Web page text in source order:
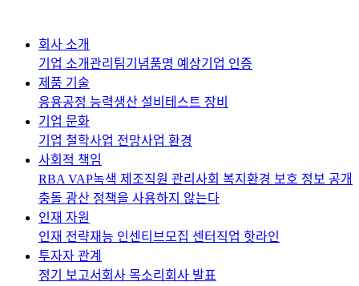
회사 소개
기업 소개관리팀기념품명 예상기업 인증
제품 기술
응용공정 능력생산 설비 테스트 장비
기업 문화
기업 철학사업 전망사업 환경
사회적 책임
RBA VAP녹색 제조직원 관리 사회 복지 환경 보호 정보 공개
충돌 광산 정책을 사용하지 않는다
인재 자원
인재 전략재능 인센티브 모집 센터 직업 핫라인
투자자 관계
정기 보고서 회사 목소리 회사 발표